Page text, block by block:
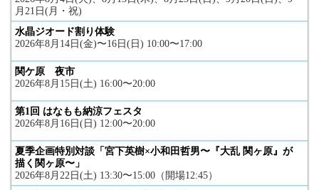
月21日(月・祝)
水晶ジオード割り体験
2026年8月14日(金)〜16日(日) 10:00〜17:00
関ケ原 夜市
2026年8月15日(土) 16:00〜20:00
第1回 はなもも納涼フェスタ
2026年8月16日(日) 12:00〜20:00
夏季企画特別対談「宮下英樹×小和田哲男〜『大乱 関ヶ原』が
描く関ヶ原〜」
2026年8月22日(土) 13:30〜15:00（開場12:45）